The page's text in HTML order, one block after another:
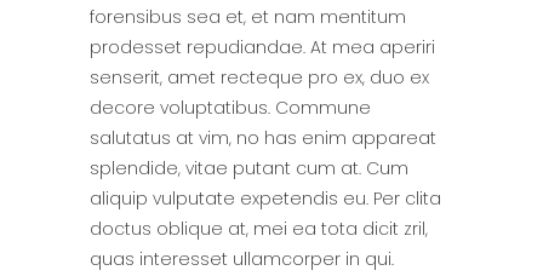
forensibus sea et, et nam mentitum
prodesset repudiandae. At mea aperiri
senserit, amet recteque pro ex, duo ex
decore voluptatibus. Commune
salutatus at vim, no has enim appareat
splendide, vitae putant cum at. Cum
aliquip vulputate expetendis eu. Per clita
doctus oblique at, mei ea tota dicit zril,
quas interesset ullamcorper in qui.